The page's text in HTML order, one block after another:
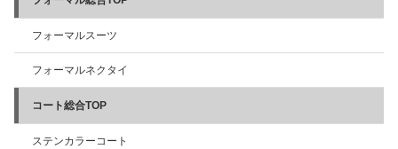
フォーマルスーツ
フォーマルネクタイ
コート総合TOP
ステンカラーコート